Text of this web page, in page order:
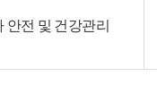
안전 및 건강관리